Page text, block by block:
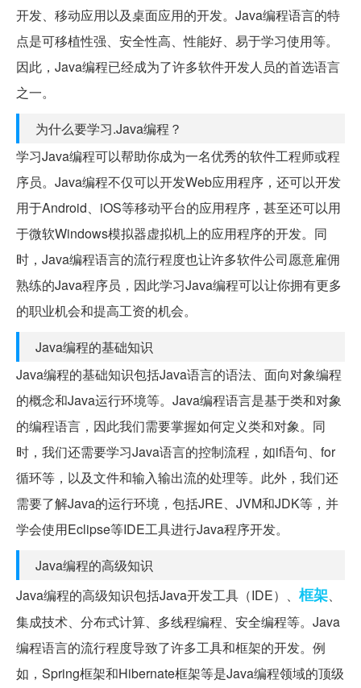
开发、移动应用以及桌面应用的开发。Java编程语言的特
点是可移植性强、安全性高、性能好、易于学习使用等。
因此，Java编程已经成为了许多软件开发人员的首选语言
之一。
为什么要学习.Java编程？
学习Java编程可以帮助你成为一名优秀的软件工程师或程
序员。Java编程不仅可以开发Web应用程序，还可以开发
用于Android、iOS等移动平台的应用程序，甚至还可以用
于微软Windows模拟器虚拟机上的应用程序的开发。同
时，Java编程语言的流行程度也让许多软件公司愿意雇佣
熟练的Java程序员，因此学习Java编程可以让你拥有更多
的职业机会和提高工资的机会。
Java编程的基础知识
Java编程的基础知识包括Java语言的语法、面向对象编程
的概念和Java运行环境等。Java编程语言是基于类和对象
的编程语言，因此我们需要掌握如何定义类和对象。同
时，我们还需要学习Java语言的控制流程，如if语句、for
循环等，以及文件和输入输出流的处理等。此外，我们还
需要了解Java的运行环境，包括JRE、JVM和JDK等，并
学会使用Eclipse等IDE工具进行Java程序开发。
Java编程的高级知识
Java编程的高级知识包括Java开发工具（IDE）、 框架、
集成技术、分布式计算、多线程编程、安全编程等。Java
编程语言的流行程度导致了许多工具和框架的开发。例
如，Spring框架和Hibernate框架等是Java编程领域的顶级